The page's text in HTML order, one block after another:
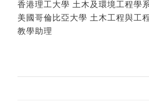
香港理工大學 土木及環境工程學
美國哥倫比亞大學 土木工程與工
教學助理